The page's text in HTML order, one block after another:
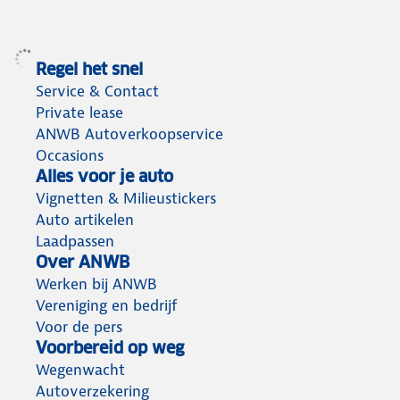
Regel het snel
Service & Contact
Private lease
ANWB Autoverkoopservice
Occasions
Alles voor je auto
Vignetten & Milieustickers
Auto artikelen
Laadpassen
Over ANWB
Werken bij ANWB
Vereniging en bedrijf
Voor de pers
Voorbereid op weg
Wegenwacht
Autoverzekering